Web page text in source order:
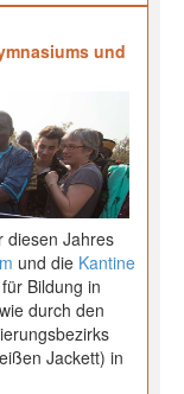
und
diesen Jahres
und die Kantine
Bildung in
durch den
Jackett) in